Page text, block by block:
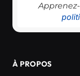
À PROPOS